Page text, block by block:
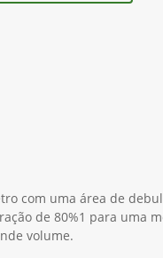
com uma área de
de 80%1 para uma
volume.